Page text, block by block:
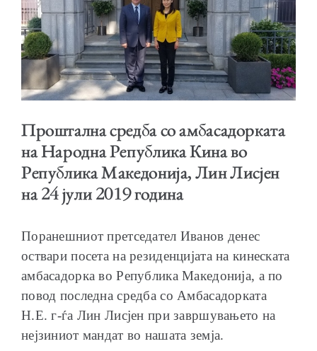
КАБИНЕТ
ОБРАЌАЊА
ШКОЛА ЗА МЛАДИ ЛИДЕРИ
Проштална средба со амбасадорката
на Народна Република Кина во
Република Македонија, Лин Лисјен
на 24 јули 2019 година
Поранешниот претседател Иванов денес
оствари посета на резиденцијата на кинеската
амбасадорка во Република Македонија, а по
повод последна средба со Амбасадорката
Н.Е. г-ѓа Лин Лисјен при завршувањето на
нејзиниот мандат во нашата земја.